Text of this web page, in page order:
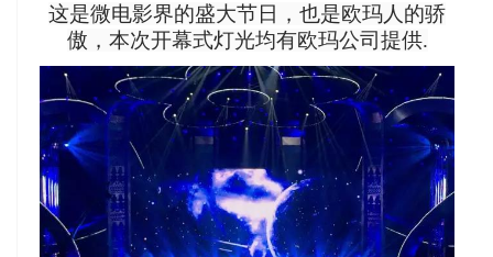
这是微电影界的盛大节日，也是欧玛人的骄
傲，本次开幕式灯光均有欧玛公司提供.